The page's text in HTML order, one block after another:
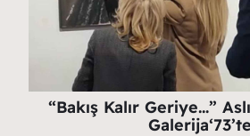
“Bakış Kalır Geriye…”
Galerija‘73’te